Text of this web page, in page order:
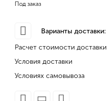
Под заказ
Варианты доставки:
Расчет стоимости доставки
Условия доставки
Условиях самовывоза